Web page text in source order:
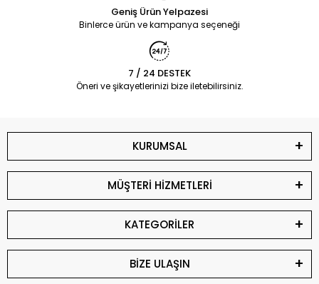
Geniş Ürün Yelpazesi
Binlerce ürün ve kampanya seçeneği
7 / 24 DESTEK
Öneri ve şikayetlerinizi bize iletebilirsiniz.
KURUMSAL
MÜŞTERİ HİZMETLERİ
KATEGORİLER
BİZE ULAŞIN